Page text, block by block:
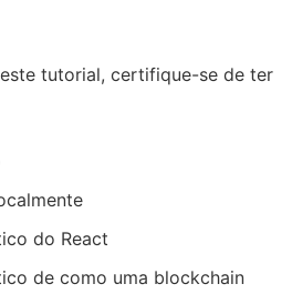
tutorial, certifique-se de ter
do React
de como uma blockchain